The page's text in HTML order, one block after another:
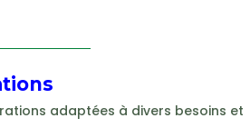
adaptées à divers besoins et